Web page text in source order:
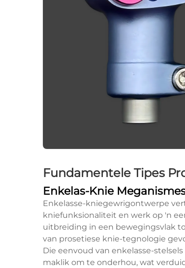
Fundamentele Tipes
Enkelas-Knie
Enkelasse-kniegewrigontwerpe
kniefunksionaliteit en werk op 'n
uitbreiding in een bewegingsvlak
van prosetiese knie-tegnologie
Die eenvoud van enkelasse-
maklik om te onderhou, wat